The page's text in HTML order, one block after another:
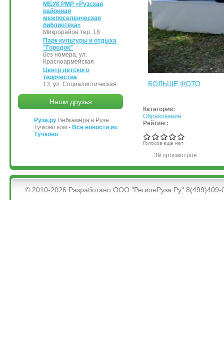
БОЛЬШЕ ФОТО
Категория:
Образование
Рейтинг:
Голосов еще нет
39 просмотров
МБУК РМР «Рузская
районная
межпоселенческая
библиотека»
Микрорайон тер, 18
Парк культуры и отдыха
"Городок"
без номера, ул.
Красноармейская
Центр детского
творчества
13, ул. Социалистическая
Наши друзья
Руза.ру Вебкамера в Рузе
Тучково.ком - Все новости из
Тучково.
&bsps;
© 2010-2026 Разработано ООО "РегионРуза.Ру" 8(499)409-